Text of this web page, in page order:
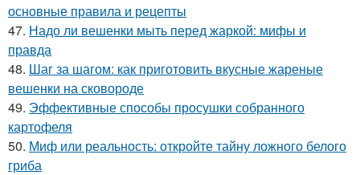
основные правила и рецепты
47. Надо ли вешенки мыть перед жаркой: мифы и
правда
48. Шаг за шагом: как приготовить вкусные жареные
вешенки на сковороде
49. Эффективные способы просушки собранного
картофеля
50. Миф или реальность: откройте тайну ложного белого
гриба